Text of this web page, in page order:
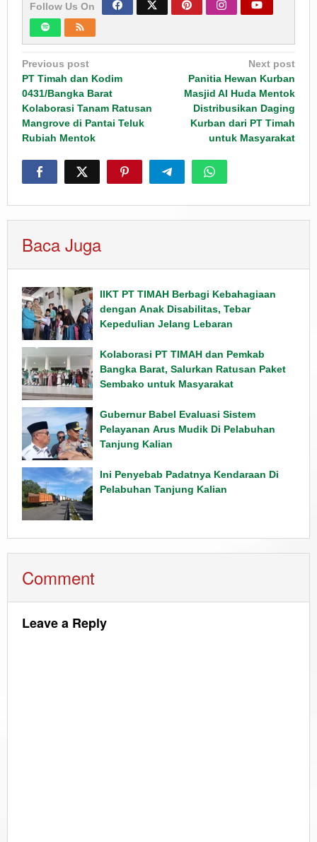
Follow Us On
Post
navigation
Previous post
PT Timah dan Kodim
0431/Bangka Barat
Kolaborasi Tanam Ratusan
Mangrove di Pantai Teluk
Rubiah Mentok
Next post
Panitia Hewan Kurban
Masjid Al Huda Mentok
Distribusikan Daging
Kurban dari PT Timah
untuk Masyarakat
Baca Juga
IIKT PT TIMAH Berbagi Kebahagiaan
dengan Anak Disabilitas, Tebar
Kepedulian Jelang Lebaran
Kolaborasi PT TIMAH dan Pemkab
Bangka Barat, Salurkan Ratusan Paket
Sembako untuk Masyarakat
Gubernur Babel Evaluasi Sistem
Pelayanan Arus Mudik Di Pelabuhan
Tanjung Kalian
Ini Penyebab Padatnya Kendaraan Di
Pelabuhan Tanjung Kalian
Comment
Leave a Reply